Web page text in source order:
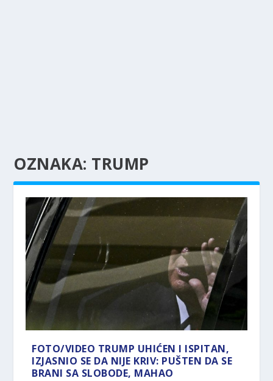
OZNAKA: TRUMP
FOTO/VIDEO TRUMP UHIĆEN I ISPITAN,
IZJASNIO SE DA NIJE KRIV: PUŠTEN DA SE
BRANI SA SLOBODE, MAHAO